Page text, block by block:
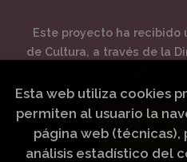
Este proyecto ha recibido
de Cultura, a través de la
Esta web utiliza cookies
permiten al usuario la
página web
análisis estadístico del